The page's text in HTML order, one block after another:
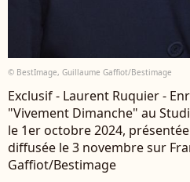
© BestImage, Guillaume Gaffiot/Bestimage
Exclusif - Laurent Ruquier -
"Vivement Dimanche" au
le 1er octobre 2024,
diffusée le 3 novembre sur
Gaffiot/Bestimage